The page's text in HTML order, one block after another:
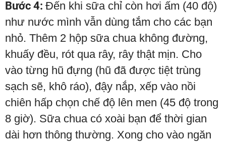
Bước 4: Đến khi sữa chỉ còn hơi ấm (40 độ)
như nước mình vẫn dùng tắm cho các bạn
nhỏ. Thêm 2 hộp sữa chua không đường,
khuấy đều, rót qua rây, rây thật mịn. Cho
vào từng hũ đựng (hũ đã được tiệt trùng
sạch sẽ, khô ráo), đậy nắp, xếp vào nồi
chiên hấp chọn chế độ lên men (45 độ trong
8 giờ). Sữa chua có xoài bạn để thời gian
dài hơn thông thường. Xong cho vào ngăn